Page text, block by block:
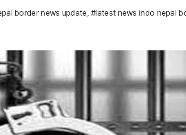
border news update,#latest news indo nepal